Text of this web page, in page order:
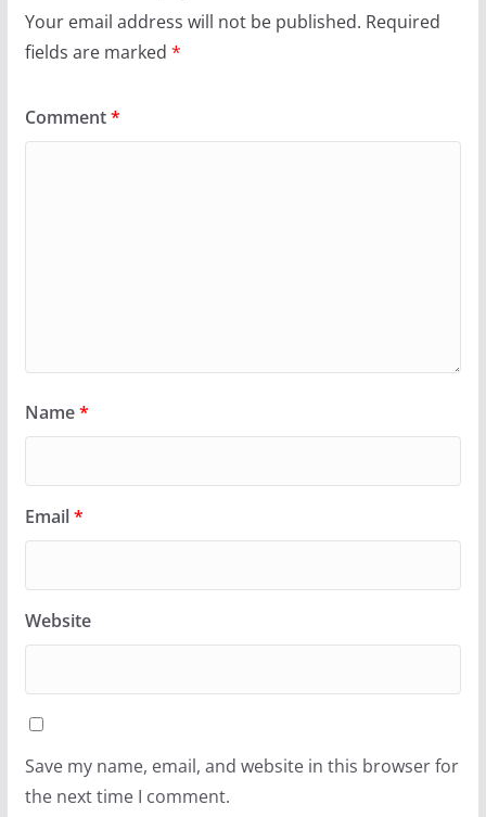
Your email address will not be published. Required
fields are marked *
Comment*
Name*
Email*
Website
Save my name, email, and website in this browser for
the next time I comment.